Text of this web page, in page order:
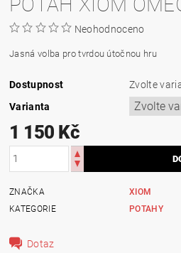
Neohodnoceno
Jasná volba pro tvrdou útočnou hru
Dostupnost
Zvolte
Varianta
1 150 Kč
ZNAČKA
XIOM
KATEGORIE
POTAHY
Dotaz